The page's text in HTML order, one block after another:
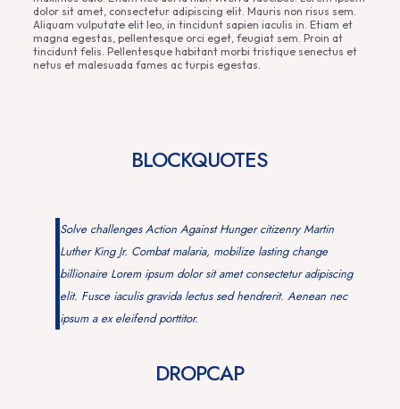
dolor sit amet, consectetur adipiscing elit. Mauris non risus sem.
Aliquam vulputate elit leo, in tincidunt sapien iaculis in. Etiam et
magna egestas, pellentesque orci eget, feugiat sem. Proin at
tincidunt felis. Pellentesque habitant morbi tristique senectus et
netus et malesuada fames ac turpis egestas.
BLOCKQUOTES
Solve challenges Action Against Hunger citizenry Martin
Luther King Jr. Combat malaria, mobilize lasting change
billionaire Lorem ipsum dolor sit amet consectetur adipiscing
elit. Fusce iaculis gravida lectus sed hendrerit. Aenean nec
ipsum a ex eleifend porttitor.
DROPCAP